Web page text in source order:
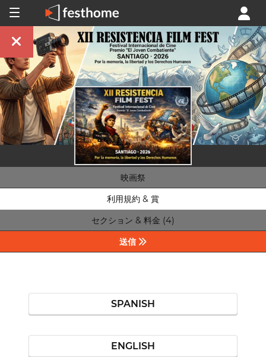
映画祭
利用規約 & 賞
セクション & 料金 (4)
送信
SPANISH
ENGLISH